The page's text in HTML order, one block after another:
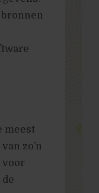
meest
zo’n
voor